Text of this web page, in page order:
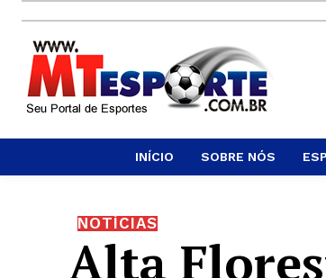
INÍCIO SOBRE NÓS
NOTÍCIAS
Alta